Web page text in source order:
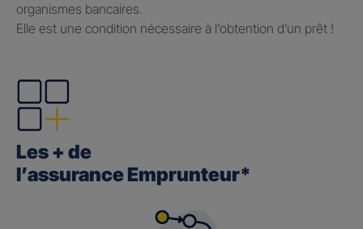
organismes bancaires.
Elle est une condition nécessaire à l’obtention d’un prêt !
Les + de
l’assurance Emprunteur*